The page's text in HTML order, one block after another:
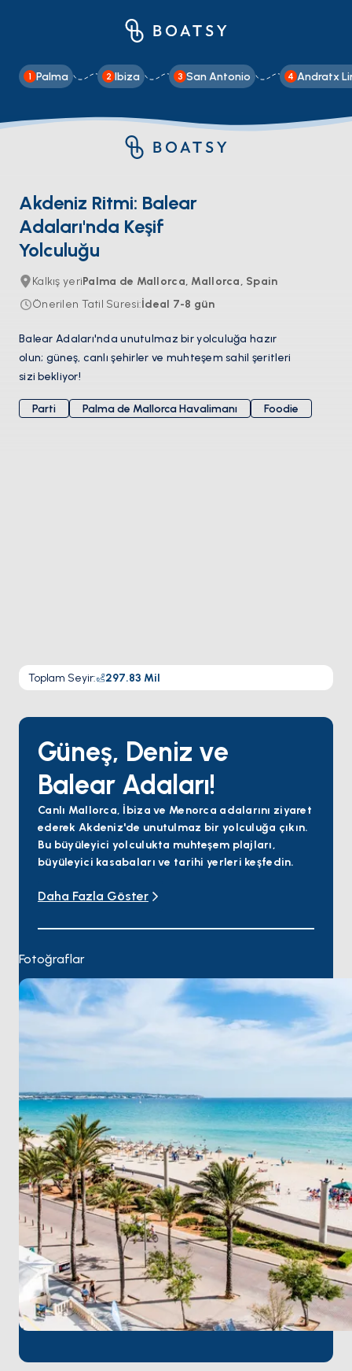
1 Palma 2 Ibiza 3 San Antonio 4 Andratx
Akdeniz Ritmi: Balear
Adaları'nda Keşif
Yolculuğu
Kalkış yeriPalma de Mallorca, Mallorca, Spain
Önerilen Tatil Süresi:İdeal 7-8 gün
Balear Adaları'nda unutulmaz bir yolculuğa hazır
olun; güneş, canlı şehirler ve muhteşem sahil şeritleri
sizi bekliyor!
Parti Palma de Mallorca Havalimanı Foodie
Toplam Seyir: 297.83 Mil
Güneş, Deniz ve
Balear Adaları!
Canlı Mallorca, İbiza ve Menorca adalarını ziyaret
ederek Akdeniz'de unutulmaz bir yolculuğa çıkın.
Bu büyüleyici yolculukta muhteşem plajları,
büyüleyici kasabaları ve tarihi yerleri keşfedin.
hareketli şehir merkezinde dolaşabileceğiniz Palma,
Palma de Mallorca Havaalanı (PMI) aracılığıyla
canlı gece hayatı ve güzel plajlarıyla bilinen İbiza'ya
doğru yola çıkın.
Su sporları meraklıları için popüler bir destinasyon
olan Sant Antoni'ye yolculuğunuza devam edin.
Oradan muhteşem bir limana sahip pitoresk bir
olarak Menorca'nın iki tarihi kenti olan Mahón ve
Ciutadella'ya gidin.
Bu rota güneş ışığı, parti ve macerayla dolu eşsiz bir
Akdeniz deneyimi vaat ediyor. Adaya atlamanın en
güzel halini kucaklayın!
Daha Fazla Göster
Fotoğraflar